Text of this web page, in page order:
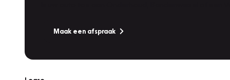
Maak een afspraak